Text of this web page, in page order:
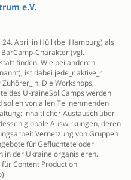
e.V.
April in Hüll (bei Hamburg) als
Charakter (vgl.
finden. Wie bei anderen
ist dabei jede_r aktive_r
Die Workshops,
des UkraineSoliCamps werden
von allen Teilnehmenden
inhaltlicher Austausch über
globale Auswirkungen, deren
Vernetzung von Gruppen
für Geflüchtete oder
in der Ukraine organisieren.
Content Production